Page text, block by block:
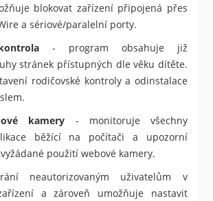
blokovat zařízení připojená přes
a sériové/paralelní porty.
- program obsahuje již
stránek přístupných dle věku dítěte.
rodičovské kontroly a odinstalace
kamery - monitoruje všechny
běžící na počítači a upozorní
použití webové kamery.
neautorizovaným uživatelům v
a zároveň umožňuje nastavit